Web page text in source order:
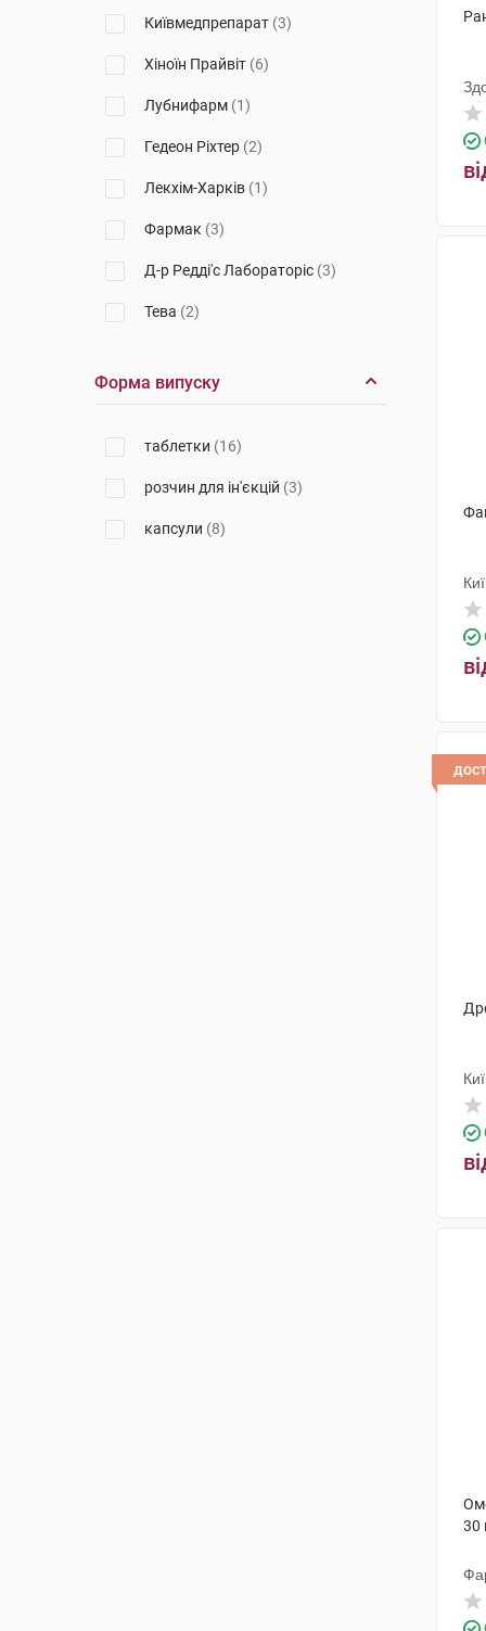
Київмедпрепарат (3)
Хіноїн Прайвіт (6)
Лубнифарм (1)
Гедеон Ріхтер (2)
Лекхім-Харків (1)
Фармак (3)
Д-р Редді'с Лабораторіс (3)
Тева (2)
КРКА(1)
Форма випуску
таблетки (16)
розчин для ін'єкцій (3)
капсули (8)
30